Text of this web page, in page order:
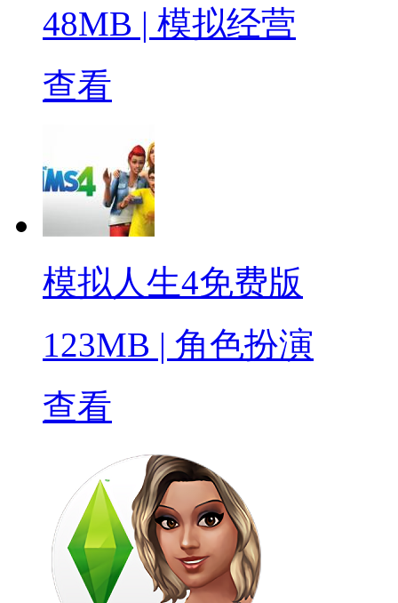
48MB | 模拟经营
查看
模拟人生4免费版
123MB | 角色扮演
查看